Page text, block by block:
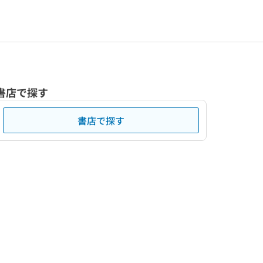
店で探す
書店で探す